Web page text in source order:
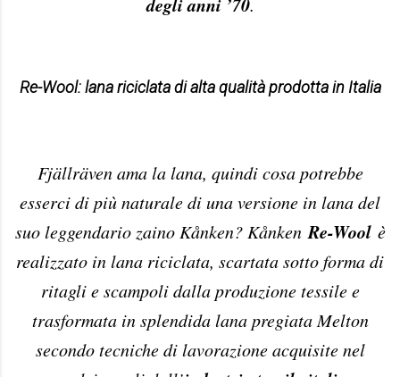
Re-Wool: lana riciclata di alta qualità prodotta in Italia
Fjällräven ama la lana, quindi cosa potrebbe
esserci di più naturale di una versione in lana del
suo leggendario zaino Kånken? Kånken Re-Wool è
realizzato in lana riciclata, scartata sotto forma di
ritagli e scampoli dalla produzione tessile e
trasformata in splendida lana pregiata Melton
secondo tecniche di lavorazione acquisite nel